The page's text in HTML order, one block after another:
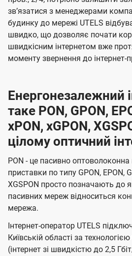
звʼязатися з менеджерами
будинку до мережі UTELS
швидко, що дозволяє почати
швидкісним інтернетом вже
моменту звернення до інтернет-
Енергонезалежний
таке PON, GPON,
xPON, xGPON,
цілому оптичний
PON - це пасивно
приставки по типу GPON, EPON,
XGSPON просто позначають до
пасивних мереж відноситься
мережа.
Інтернет-оператор UTELS
Київській області за
(інтернет зі швидкістю до 2,5